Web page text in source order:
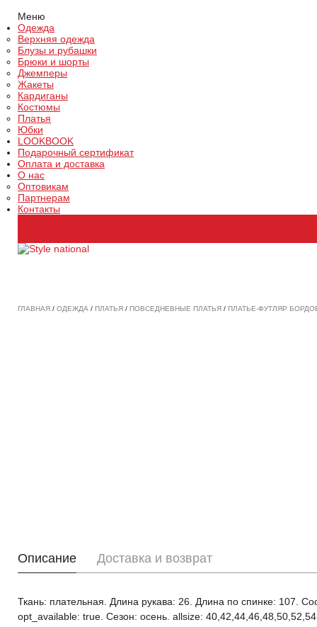
Меню
Одежда
Верхняя одежда
Блузы и рубашки
Брюки и шорты
Джемперы
Жакеты
Кардиганы
Костюмы
Платья
Юбки
LOOKBOOK
Подарочный сертификат
Оплата и доставка
О нас
Оптовикам
Партнерам
Контакты
ГЛАВНАЯ / ОДЕЖДА / ПЛАТЬЯ / ПОВСЕДНЕВНЫЕ ПЛАТЬЯ / ПЛАТЬЕ-ФУТЛЯР
Описание Доставка и возврат
Ткань: плательная. Длина рукава: 26. Длина по спинке: 107.
opt_available: true. Сезон: осень. allsize: